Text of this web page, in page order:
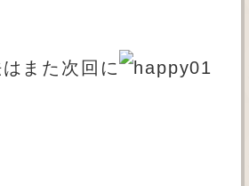
また次回に